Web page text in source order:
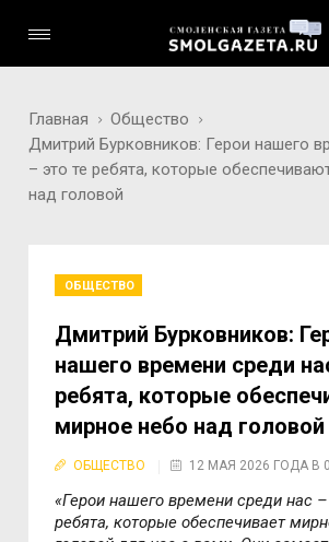
Главная
Общество
Дмитрий Бурковников: Герои нашего
– это те ребята, которые
над головой
ОБЩЕСТВО
Дмитрий Бурковников:
нашего времени среди
ребята, которые
мирное небо над головой
ОБЩЕСТВО 12 МАЯ 2026 ГОДА В
«Герои нашего времени среди нас –
ребята, которые обеспечивает